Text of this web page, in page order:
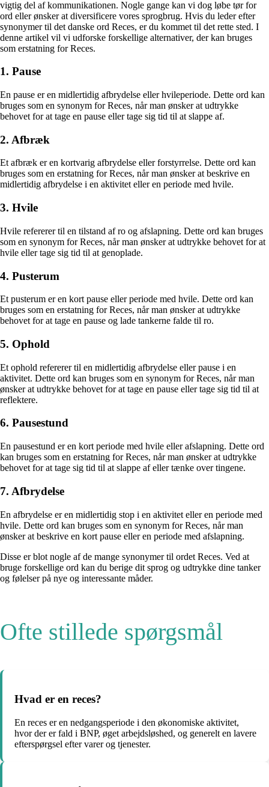
vigtig del af kommunikationen. Nogle gange kan vi dog løbe tør for
ord eller ønsker at diversificere vores sprogbrug. Hvis du leder efter
synonymer til det danske ord Reces, er du kommet til det rette sted. I
denne artikel vil vi udforske forskellige alternativer, der kan bruges
som erstatning for Reces.
1. Pause
En pause er en midlertidig afbrydelse eller hvileperiode. Dette ord kan
bruges som en synonym for Reces, når man ønsker at udtrykke
behovet for at tage en pause eller tage sig tid til at slappe af.
2. Afbræk
Et afbræk er en kortvarig afbrydelse eller forstyrrelse. Dette ord kan
bruges som en erstatning for Reces, når man ønsker at beskrive en
midlertidig afbrydelse i en aktivitet eller en periode med hvile.
3. Hvile
Hvile refererer til en tilstand af ro og afslapning. Dette ord kan bruges
som en synonym for Reces, når man ønsker at udtrykke behovet for at
hvile eller tage sig tid til at genoplade.
4. Pusterum
Et pusterum er en kort pause eller periode med hvile. Dette ord kan
bruges som en erstatning for Reces, når man ønsker at udtrykke
behovet for at tage en pause og lade tankerne falde til ro.
5. Ophold
Et ophold refererer til en midlertidig afbrydelse eller pause i en
aktivitet. Dette ord kan bruges som en synonym for Reces, når man
ønsker at udtrykke behovet for at tage en pause eller tage sig tid til at
reflektere.
6. Pausestund
En pausestund er en kort periode med hvile eller afslapning. Dette ord
kan bruges som en erstatning for Reces, når man ønsker at udtrykke
behovet for at tage sig tid til at slappe af eller tænke over tingene.
7. Afbrydelse
En afbrydelse er en midlertidig stop i en aktivitet eller en periode med
hvile. Dette ord kan bruges som en synonym for Reces, når man
ønsker at beskrive en kort pause eller en periode med afslapning.
Disse er blot nogle af de mange synonymer til ordet Reces. Ved at
bruge forskellige ord kan du berige dit sprog og udtrykke dine tanker
og følelser på nye og interessante måder.
Ofte stillede spørgsmål
Hvad er en reces?
En reces er en nedgangsperiode i den økonomiske aktivitet,
hvor der er fald i BNP, øget arbejdsløshed, og generelt en lavere
efterspørgsel efter varer og tjenester.